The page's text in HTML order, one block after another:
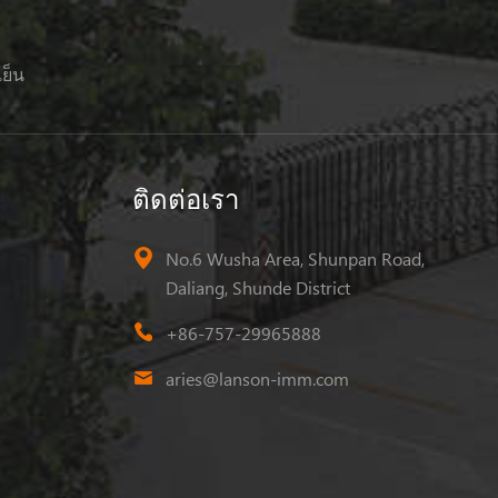
น
ติดต่อเรา
No.6 Wusha Area, Shunpan Road,
Daliang, Shunde District
+86-757-29965888
aries@lanson-imm.com